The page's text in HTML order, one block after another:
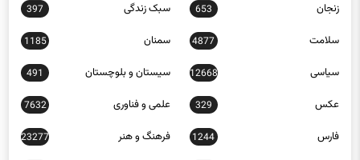
زنجان 653 سبک زندگی 397
سلامت 4877 سمنان 1185
سیاسی 12668 سیستان و بلوچستان 491
عکس 329 علمی و فناوری 7632
فارس 1244 فرهنگ و هنر 23277